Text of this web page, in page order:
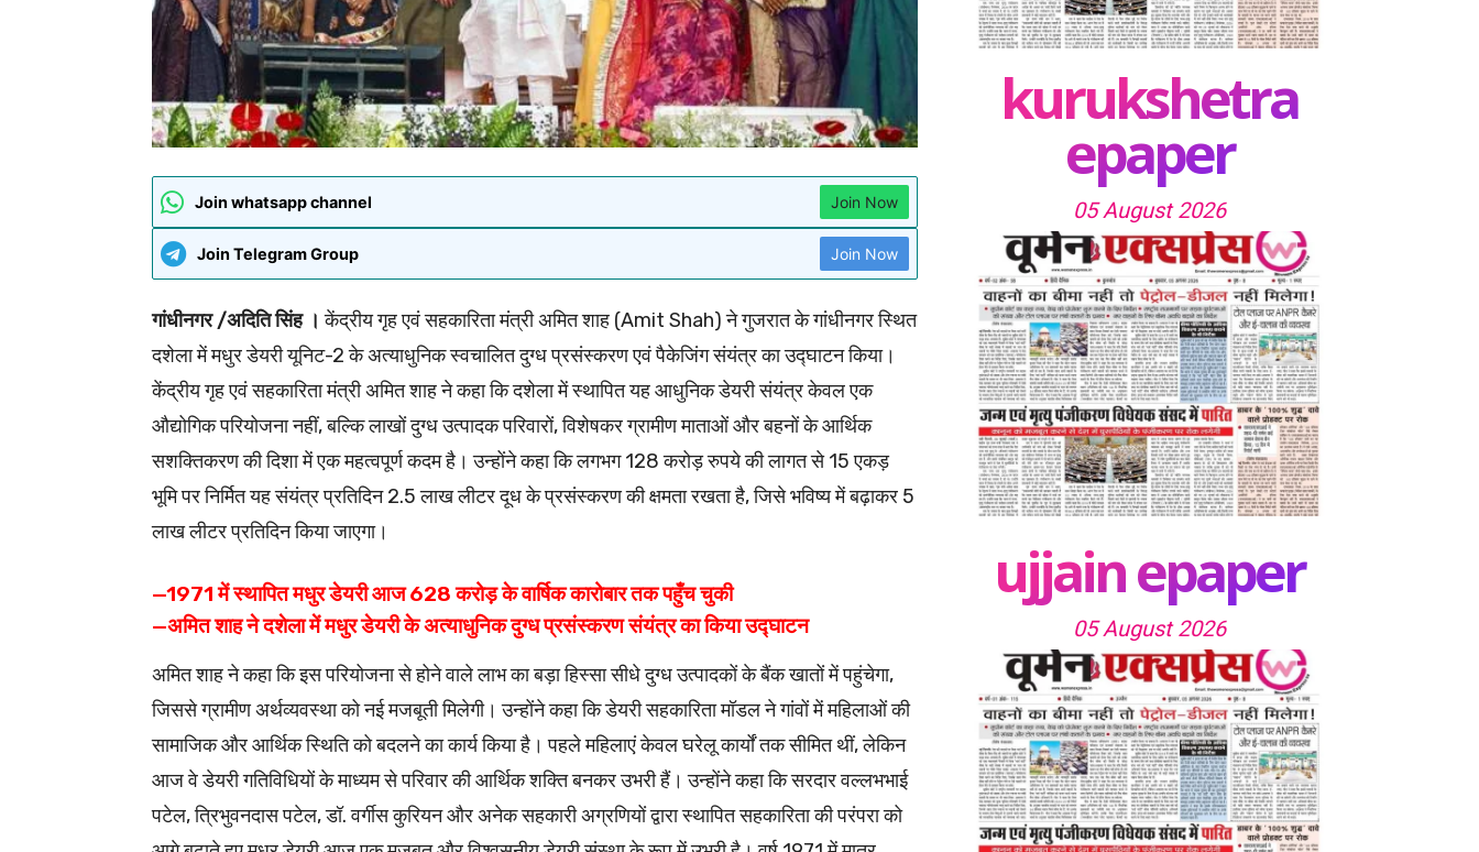
Join whatsapp channel Join Now
Join Telegram Group Join Now
गांधीनगर /अदिति सिंह । केंद्रीय गृह एवं सहकारिता मंत्री अमित शाह (Amit Shah) ने गुजरात के गांधीनगर स्थित
दशेला में मधुर डेयरी यूनिट-2 के अत्याधुनिक स्वचालित दुग्ध प्रसंस्करण एवं पैकेजिंग संयंत्र का उद्घाटन किया।
केंद्रीय गृह एवं सहकारिता मंत्री अमित शाह ने कहा कि दशेला में स्थापित यह आधुनिक डेयरी संयंत्र केवल एक
औद्योगिक परियोजना नहीं, बल्कि लाखों दुग्ध उत्पादक परिवारों, विशेषकर ग्रामीण माताओं और बहनों के आर्थिक
सशक्तिकरण की दिशा में एक महत्वपूर्ण कदम है। उन्होंने कहा कि लगभग 128 करोड़ रुपये की लागत से 15 एकड़
भूमि पर निर्मित यह संयंत्र प्रतिदिन 2.5 लाख लीटर दूध के प्रसंस्करण की क्षमता रखता है, जिसे भविष्य में बढ़ाकर 5
लाख लीटर प्रतिदिन किया जाएगा।
—1971 में स्थापित मधुर डेयरी आज 628 करोड़ के वार्षिक कारोबार तक पहुँच चुकी
—अमित शाह ने दशेला में मधुर डेयरी के अत्याधुनिक दुग्ध प्रसंस्करण संयंत्र का किया उद्घाटन
अमित शाह ने कहा कि इस परियोजना से होने वाले लाभ का बड़ा हिस्सा सीधे दुग्ध उत्पादकों के बैंक खातों में पहुंचेगा,
जिससे ग्रामीण अर्थव्यवस्था को नई मजबूती मिलेगी। उन्होंने कहा कि डेयरी सहकारिता मॉडल ने गांवों में महिलाओं की
सामाजिक और आर्थिक स्थिति को बदलने का कार्य किया है। पहले महिलाएं केवल घरेलू कार्यों तक सीमित थीं, लेकिन
आज वे डेयरी गतिविधियों के माध्यम से परिवार की आर्थिक शक्ति बनकर उभरी हैं। उन्होंने कहा कि सरदार वल्लभभाई
पटेल, त्रिभुवनदास पटेल, डॉ. वर्गीस कुरियन और अनेक सहकारी अग्रणियों द्वारा स्थापित सहकारिता की परंपरा को
kurukshetra
epaper
05 August 2026
ujjain epaper
05 August 2026